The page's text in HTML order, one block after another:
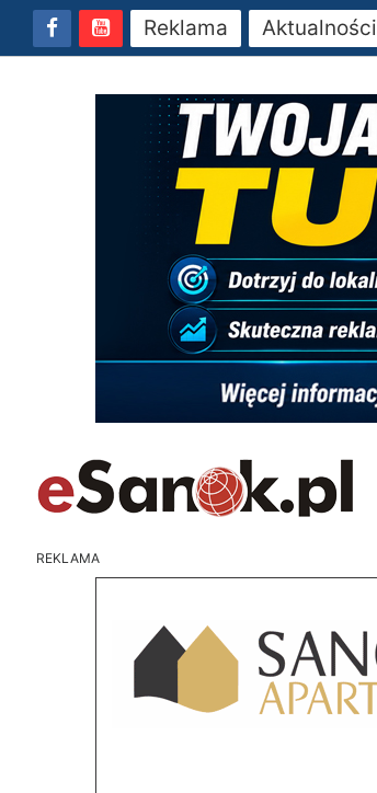
Reklama Aktualności
REKLAMA